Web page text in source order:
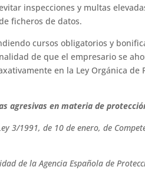
inspecciones y multas
ficheros de datos.
cursos obligatorios y
de que el empresario se
en la Ley Orgánica de
agresivas en materia de
3/1991, de 10 de enero, de
de la Agencia Española de